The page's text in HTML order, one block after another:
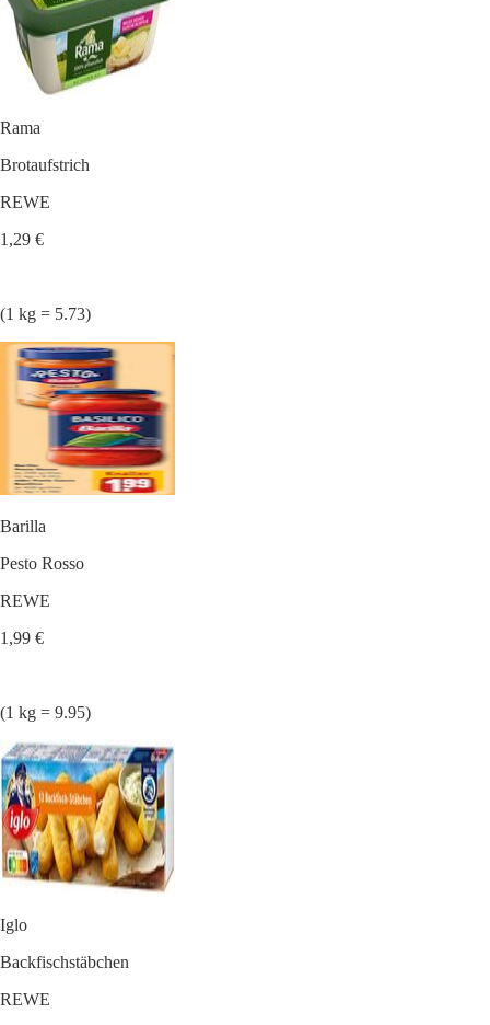
Rama
Brotaufstrich
REWE
1,29 €
(1 kg = 5.73)
Barilla
Pesto Rosso
REWE
1,99 €
(1 kg = 9.95)
Iglo
Backfischstäbchen
REWE